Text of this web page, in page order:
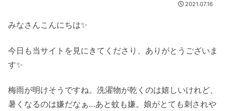
2021.07.16
みなさんこんにちは✨
今日も当サイトを見にきてくださり、ありがとうございま
す✨
梅雨が明けそうですね。洗濯物が乾くのは嬉しいけれど、
暑くなるのは嫌だなぁ…あと蚊も嫌。娘がとても刺されや